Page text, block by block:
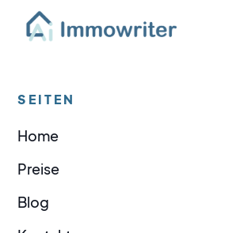
SEITEN
Home
Preise
Blog